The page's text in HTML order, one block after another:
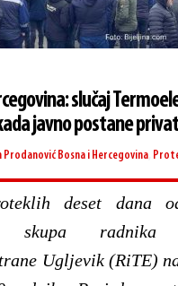
slučaj
javno postane
Prodanović Bosna i Hercegovina
deset dana
skupa
Ugljevik (RiTE)